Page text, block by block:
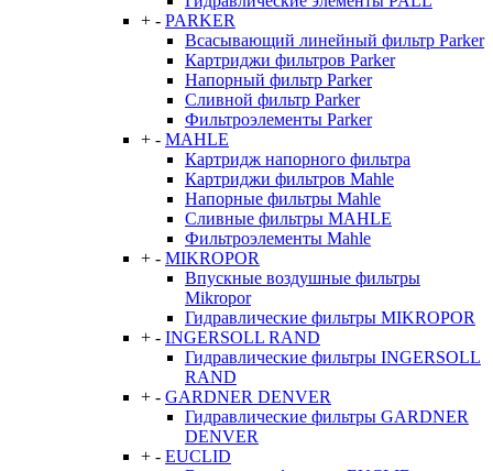
+ - PARKER
Всасывающий линейный фильтр Parker
Картриджи фильтров Parker
Напорный фильтр Parker
Сливной фильтр Parker
Фильтроэлементы Parker
+ - MAHLE
Картридж напорного фильтра
Картриджи фильтров Mahle
Напорные фильтры Mahle
Сливные фильтры MAHLE
Фильтроэлементы Mahle
+ - MIKROPOR
Впускные воздушные фильтры
Mikropor
Гидравлические фильтры MIKROPOR
+ - INGERSOLL RAND
Гидравлические фильтры INGERSOLL
RAND
+ - GARDNER DENVER
Гидравлические фильтры GARDNER
DENVER
+ - EUCLID